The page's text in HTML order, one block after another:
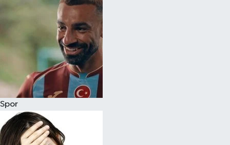
Spor
Kim kimdir?
Kültür Sanat
Sağlık
Siyaset
Teknoloji
Televizyon